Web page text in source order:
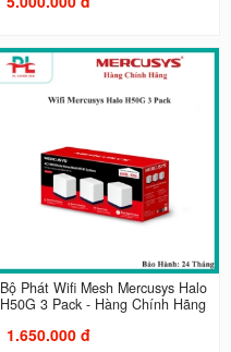
Bộ Phát Wifi Mesh Mercusys Halo
H50G 3 Pack - Hàng Chính Hãng
1.650.000 đ